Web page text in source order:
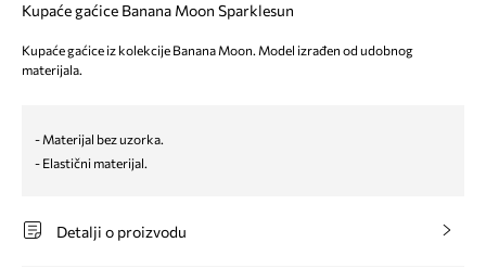
Kupaće gaćice Banana Moon Sparklesun
Kupaće gaćice iz kolekcije Banana Moon. Model izrađen od udobnog
materijala.
- Materijal bez uzorka.
- Elastični materijal.
Detalji o proizvodu